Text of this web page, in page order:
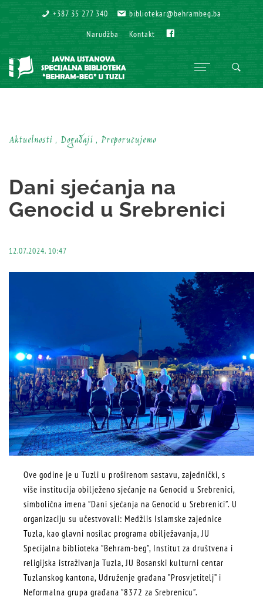
+387 35 277 340
+387 35 277 340 bibliotekar@behrambeg.ba
bibliotekar@behrambeg.ba
Narudžba
Narudžba Kontakt
Kontakt
Aktuelnosti , Događaji , Preporučujemo
Dani sjećanja na
Genocid u Srebrenici
12.07.2024. 10:47
Ove godine je u Tuzli u proširenom sastavu, zajednički, s
više institucija obilježeno sjećanje na Genocid u Srebrenici,
simbolična imena ”Dani sjećanja na Genocid u Srebrenici”. U
organizaciju su učestvovali: Medžlis Islamske zajednice
Tuzla, kao glavni nosilac programa obilježavanja, JU
Specijalna biblioteka ”Behram-beg”, Institut za društvena i
religijska istraživanja Tuzla, JU Bosanski kulturni centar
Tuzlanskog kantona, Udruženje građana ”Prosvjetitelj” i
Neformalna grupa građana ”8372 za Srebrenicu”.